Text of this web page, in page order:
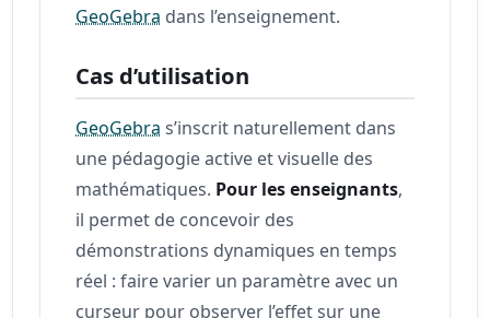
GeoGebra dans l’enseignement.
Cas d’utilisation
GeoGebra s’inscrit naturellement dans
une pédagogie active et visuelle des
mathématiques. Pour les enseignants,
il permet de concevoir des
démonstrations dynamiques en temps
réel : faire varier un paramètre avec un
curseur pour observer l’effet sur une